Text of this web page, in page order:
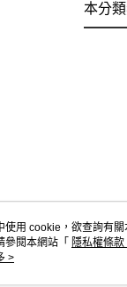
本分
使用 cookie，欲查詢有
參閱本網站「 隱私權條款
。
>